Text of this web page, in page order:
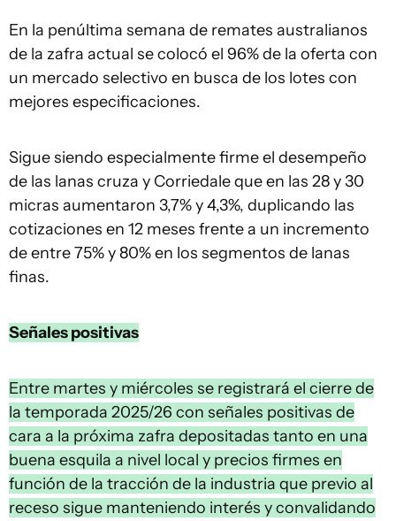
En la penúltima semana de remates australianos
de la zafra actual se colocó el 96% de la oferta con
un mercado selectivo en busca de los lotes con
mejores especificaciones.
Sigue siendo especialmente firme el desempeño
de las lanas cruza y Corriedale que en las 28 y 30
micras aumentaron 3,7% y 4,3%, duplicando las
cotizaciones en 12 meses frente a un incremento
de entre 75% y 80% en los segmentos de lanas
finas.
Señales positivas
Entre martes y miércoles se registrará el cierre de
la temporada 2025/26 con señales positivas de
cara a la próxima zafra depositadas tanto en una
buena esquila a nivel local y precios firmes en
función de la tracción de la industria que previo al
receso sigue manteniendo interés y convalidando